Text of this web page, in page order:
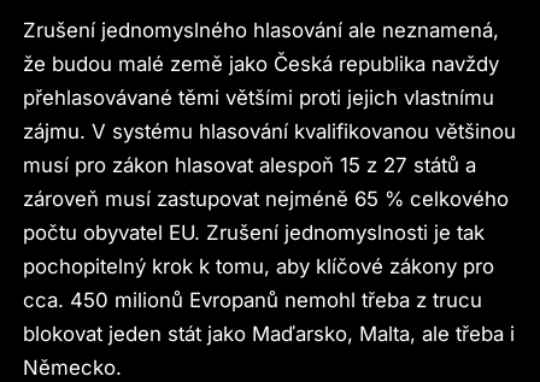
Zrušení jednomyslného hlasování ale neznamená,
že budou malé země jako Česká republika navždy
přehlasovávané těmi většími proti jejich vlastnímu
zájmu. V systému hlasování kvalifikovanou většinou
musí pro zákon hlasovat alespoň 15 z 27 států a
zároveň musí zastupovat nejméně 65 % celkového
počtu obyvatel EU. Zrušení jednomyslnosti je tak
pochopitelný krok k tomu, aby klíčové zákony pro
cca. 450 milionů Evropanů nemohl třeba z trucu
blokovat jeden stát jako Maďarsko, Malta, ale třeba i
Německo.